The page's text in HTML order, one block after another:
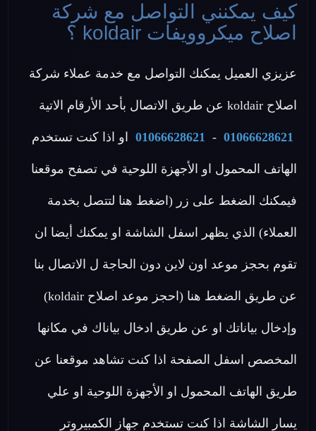
كيف يمكنني التواصل مع شركة
اصلاح ميكروويفات koldair ؟
عزيزي العميل يمكنك التواصل مع خدمة عملاء شركة
اصلاح koldair عن طريق الاتصال بأحد الأرقام الاتية
01066628621
-
01066628621 او اذا كنت تستخدم
الهاتف المحمول او الأجهزة اللوحية في تصفح موقعنا
فيمكنك الضغط على زر (اضغط هنا لتتصل بخدمة
العملاء) الذي يظهر اسفل الشاشة او يمكنك أيضا ان
تقوم بحجز موعد اون لاين دون الحاجة ل الاتصال بنا
عن طريق الضغط هنا (احجز موعد اصلاح koldair)
وإدخال بياناتك او عن طريق ادخال بياناك في مكانها
المخصص اسفل الصفحة اذا كنت تشاهد موقعنا عن
طريق الهاتف المحمول او الأجهزة اللوحية او علي
يسار الشاشة اذا كنت تستخدم جهاز الكمبيروتر